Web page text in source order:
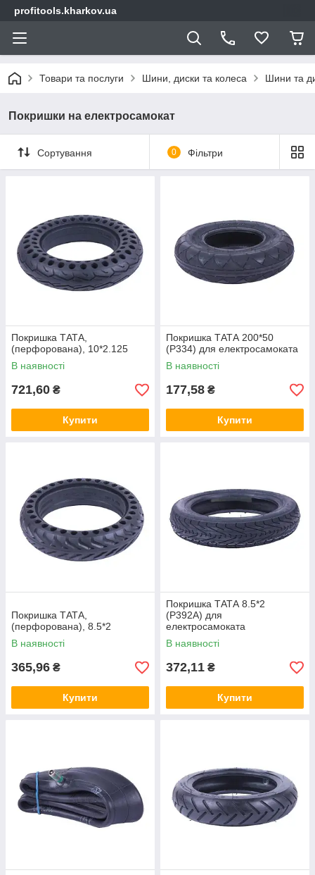
profitools.kharkov.ua
Товари та послуги Шини, диски та колеса Шини та
Покришки на електросамокат
Сортування 0 Фільтри
Покришка ТАТА,
(перфорована), 10*2.125
В наявності
721,60 ₴
Купити
Покришка ТАТА 200*50
(Р334) для електросамоката
В наявності
177,58 ₴
Купити
Покришка ТАТА,
(перфорована), 8.5*2
В наявності
365,96 ₴
Купити
Покришка ТАТА 8.5*2
(P392A) для
електросамоката
В наявності
372,11 ₴
Купити